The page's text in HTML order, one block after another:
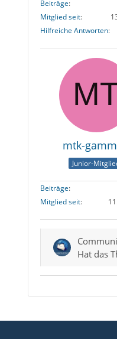
Beiträge
Mitglied seit
Hilfreiche Antworten
mtk-
Junior-
Beiträge
Mitglied seit
Hat das